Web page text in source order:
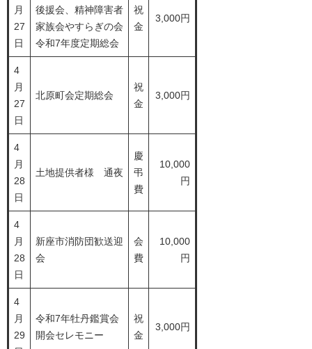
月
27
日
後援会、精神障害者
家族会やすらぎの会
令和7年度定期総会
祝
金
3,000円
4
月
27
日
北原町会定期総会
祝
金
3,000円
4
月
28
日
土地提供者様 通夜
慶
弔
費
10,000
円
4
月
28
日
新座市消防団歓送迎
会
会
費
10,000
円
4
月
29
令和7年牡丹鑑賞会
開会セレモニー
祝
金
3,000円